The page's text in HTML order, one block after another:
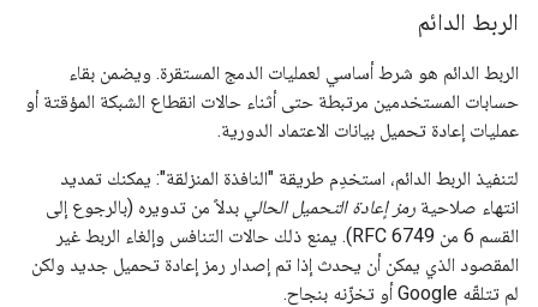
الربط الدائم
الربط الدائم هو شرط أساسي لعمليات الدمج المستقرة. ويضمن بقاء
حسابات المستخدمين مرتبطة حتى أثناء حالات انقطاع الشبكة المؤقتة أو
عمليات إعادة تحميل بيانات الاعتماد الدورية.
لتنفيذ الربط الدائم، استخدِم طريقة "النافذة المنزلقة": يمكنك تمديد
انتهاء صلاحية رمز إعادة التحميل الحالي بدلاً من تدويره (بالرجوع إلى
القسم 6 من RFC 6749). يمنع ذلك حالات التنافس وإلغاء الربط غير
المقصود الذي يمكن أن يحدث إذا تم إصدار رمز إعادة تحميل جديد ولكن
لم تتلقّه Google أو تخزّنه بنجاح.